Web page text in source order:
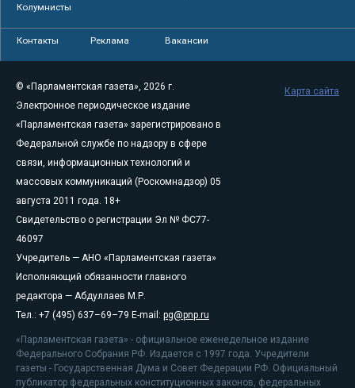
Колумнисты
Контакты Реклама Вакансии
© «Парламентская газета», 2026 г.
Электронное периодическое издание
«Парламентская газета» зарегистрировано в
Федеральной службе по надзору в сфере
связи, информационных технологий и
массовых коммуникаций (Роскомнадзор) 05
августа 2011 года. 18+
Свидетельство о регистрации Эл № ФС77-
46097
Учредитель — АНО «Парламентская газета»
Исполняющий обязанности главного
редактора — Абдуллаев М.Р.
Тел.: +7 (495) 637–69–79 E-mail: pg@pnp.ru
«Парламентская газета» - официальное еженедельное издание
Федерального Собрания РФ. Издается с 1997 года. Учредители
газеты - Государственная Дума и Совет Федерации РФ. Официальный
публикатор федеральных конституционных законов, федеральных
Карта сайта